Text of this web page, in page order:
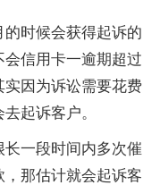
时候会获得起诉的
信用卡一逾期超过
因为诉讼需要花费
起诉客户。
一段时间内多次催
那估计就会起诉客